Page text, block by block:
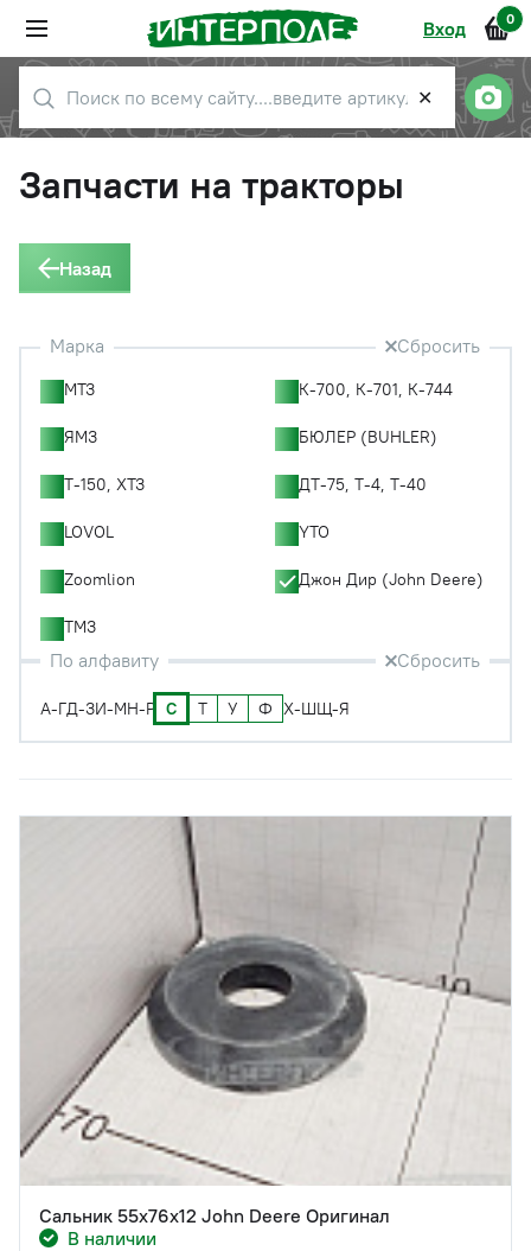
Вход 0
✕
Запчасти на тракторы
Назад
Марка Сбросить
МТЗ К-700, К-701, К-744
ЯМЗ БЮЛЕР (BUHLER)
Т-150, ХТЗ ДТ-75, Т-4, Т-40
LOVOL YTO
Zoomlion Джон Дир (John Deere)
ТМЗ
По алфавиту Сбросить
А-ГД-ЗИ-МН-Р С Т У Ф Х-ШЩ-Я
Сальник 55x76x12 John Deere Оригинал
В наличии